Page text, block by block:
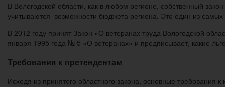
В Вологодской области, как в любом регионе, собственный
учитываются возможности бюджета региона. Это один из
В 2012 году принят Закон «О ветеранах труда Вологодской
января 1995 года № 5 «О ветеранах» и предписывает, какие
Требования к претендентам
Исходя из принятого областного закона, основные требования